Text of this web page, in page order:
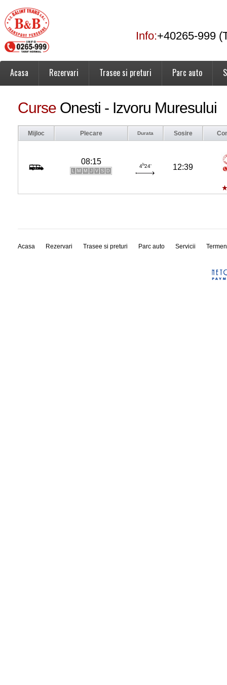
Info:+40265-999
Acasa Rezervari Trasee si preturi Parc auto
Curse Onesti - Izvoru Muresului
Mijloc Plecare Durata Sosire
08:15
L M M J V S D
4h24' 12:39
Acasa Rezervari Trasee si preturi Parc auto Servicii